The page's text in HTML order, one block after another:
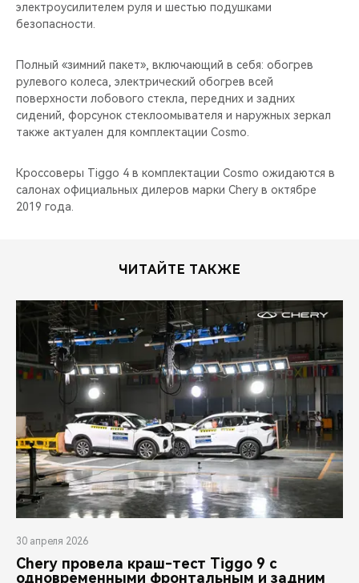
электроусилителем руля и шестью подушками
безопасности.
Полный «зимний пакет», включающий в себя: обогрев
рулевого колеса, электрический обогрев всей
поверхности лобового стекла, передних и задних
сидений, форсунок стеклоомывателя и наружных зеркал
также актуален для комплектации Cosmo.
Кроссоверы Tiggo 4 в комплектации Cosmo ожидаются в
салонах официальных дилеров марки Chery в октябре
2019 года.
ЧИТАЙТЕ ТАКЖЕ
30 апреля 2026
Chery провела краш-тест Tiggo 9 с
одновременными фронтальным и задним